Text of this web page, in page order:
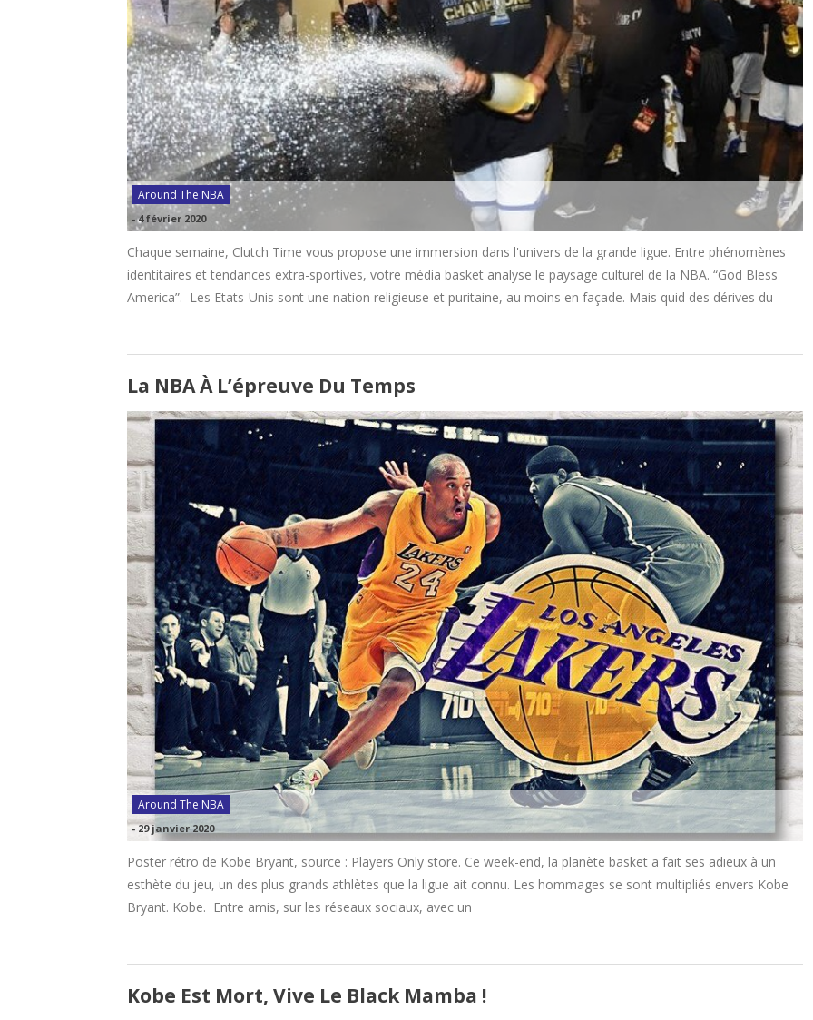
Around The NBA
-4 février 2020
Chaque semaine, Clutch Time vous propose une immersion dans l'univers de la grande ligue. Entre phénomènes
identitaires et tendances extra-sportives, votre média basket analyse le paysage culturel de la NBA. “God Bless
America”. Les Etats-Unis sont une nation religieuse et puritaine, au moins en façade. Mais quid des dérives du
La NBA À L’épreuve Du Temps
Around The NBA
-29 janvier 2020
Poster rétro de Kobe Bryant, source : Players Only store. Ce week-end, la planète basket a fait ses adieux à un
esthète du jeu, un des plus grands athlètes que la ligue ait connu. Les hommages se sont multipliés envers Kobe
Bryant. Kobe. Entre amis, sur les réseaux sociaux, avec un
Kobe Est Mort, Vive Le Black Mamba !